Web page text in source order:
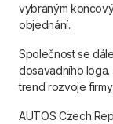
vybraným
objednání.
Společnost se
dosavadního
trend rozvoje firmy
AUTOS Czech